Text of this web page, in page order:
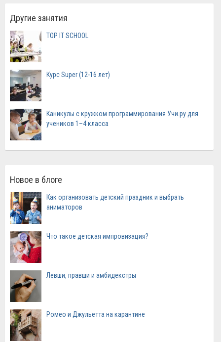
Другие занятия
TOP IT SCHOOL
Курс Super (12-16 лет)
Каникулы с кружком программирования Учи.ру для
учеников 1–4 класса
Новое в блоге
Как организовать детский праздник и выбрать
аниматоров
Что такое детская импровизация?
Левши, правши и амбидекстры
Ромео и Джульетта на карантине